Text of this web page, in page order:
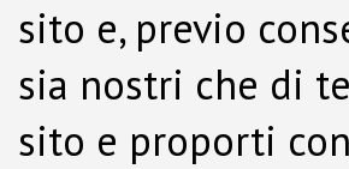
sito e, previo
sia nostri che di
sito e proporti